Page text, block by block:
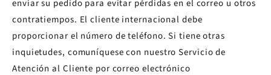
enviar su pedido para evitar pérdidas en el correo u otros
contratiempos. El cliente internacional debe
proporcionar el número de teléfono. Si tiene otras
inquietudes, comuníquese con nuestro Servicio de
Atención al Cliente por correo electrónico